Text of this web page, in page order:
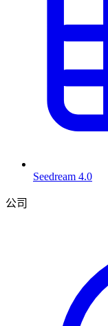
Seedream 4.0
公司